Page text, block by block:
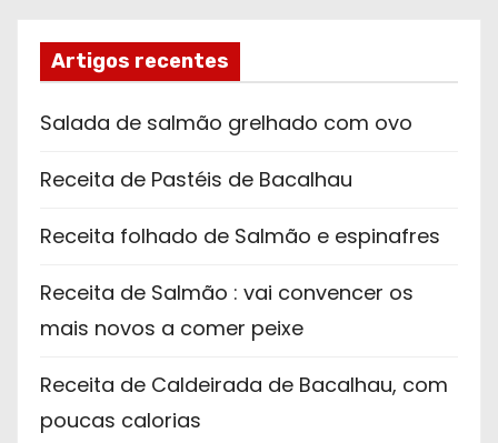
Artigos recentes
Salada de salmão grelhado com ovo
Receita de Pastéis de Bacalhau
Receita folhado de Salmão e espinafres
Receita de Salmão : vai convencer os
mais novos a comer peixe
Receita de Caldeirada de Bacalhau, com
poucas calorias